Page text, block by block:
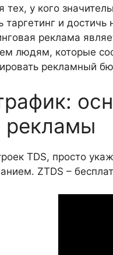
тех, у кого
таргетинг и
реклама
людям, которые
рекламный
рекламы
TDS, просто
ZTDS –